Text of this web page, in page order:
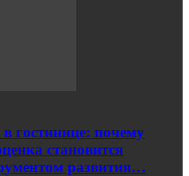
гостинице: почему
становится
развития…